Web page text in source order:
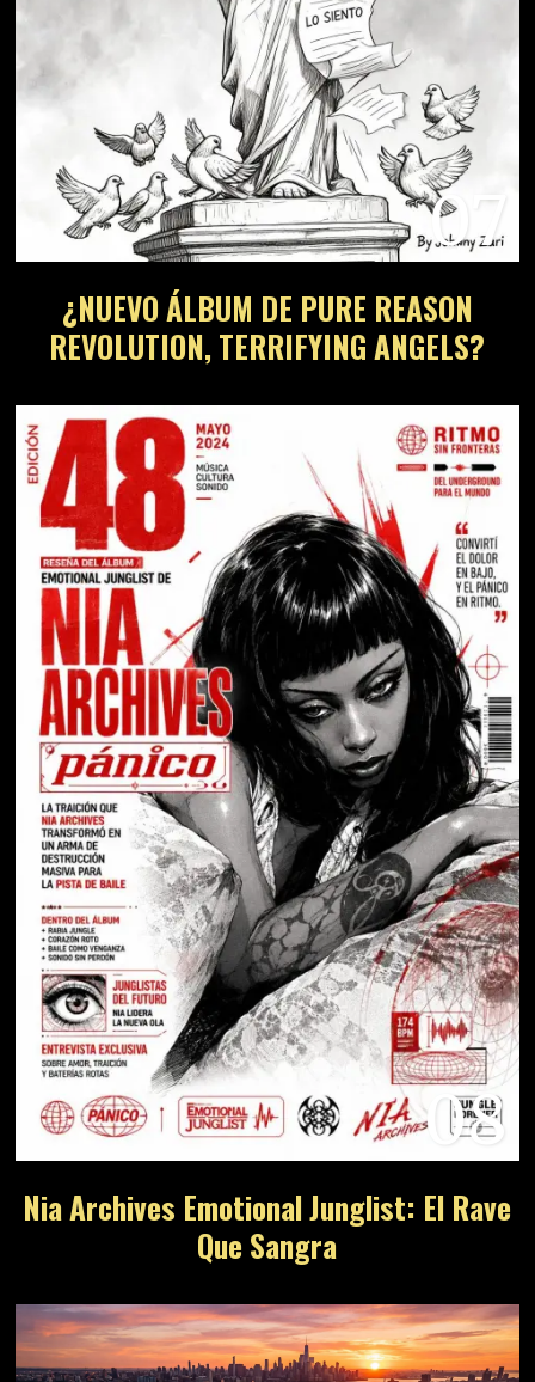
07
¿NUEVO ÁLBUM DE PURE REASON
REVOLUTION, TERRIFYING ANGELS?
08
Nia Archives Emotional Junglist: El Rave
Que Sangra